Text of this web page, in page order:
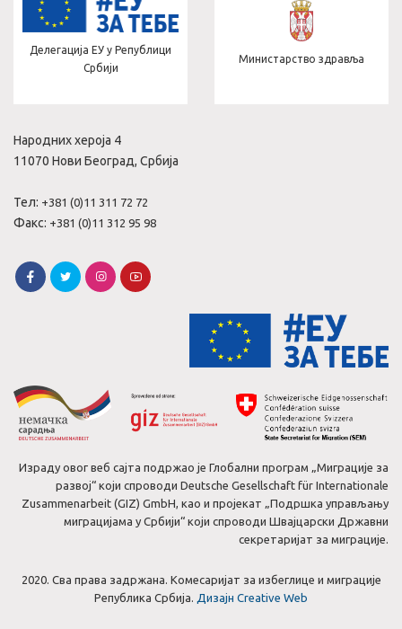
Делегација ЕУ у Републици
Србији
Министарство здравља
Народних хероја 4
11070 Нови Београд, Србија
Тел: +381 (0)11 311 72 72
Факс: +381 (0)11 312 95 98
Израду овог веб сајта подржао је Глобални програм „Миграције за
развој“ који спроводи Deutsche Gesellschaft für Internationale
Zusammenarbeit (GIZ) GmbH, као и пројекат „Подршка управљању
миграцијама у Србији“ који спроводи Швајцарски Државни
секретаријат за миграције.
2020. Сва права задржана. Комесаријат за избеглице и миграције
Република Србија. Дизајн Creative Web